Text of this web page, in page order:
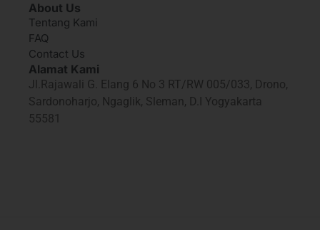
About Us
Tentang Kami
FAQ
Contact Us
Alamat Kami
Jl.Rajawali G. Elang 6 No 3 RT/RW 005/033, Drono,
Sardonoharjo, Ngaglik, Sleman, D.I Yogyakarta
55581